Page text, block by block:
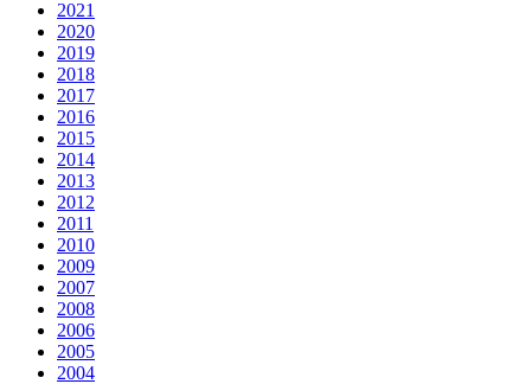
2021
2020
2019
2018
2017
2016
2015
2014
2013
2012
2011
2010
2009
2007
2008
2006
2005
2004